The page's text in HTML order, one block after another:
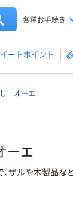
各種お手続き
ートポイント
し オーエ
ーエ
ザルや木製品な